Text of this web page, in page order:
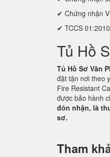
✔ Chứng nhận
✔ TCCS
Tủ Hồ
Tủ Hồ Sơ Văn
đặt tận nơi theo
Fire Resistant
được bảo hành
đón nhận, là
sơ.
Tham